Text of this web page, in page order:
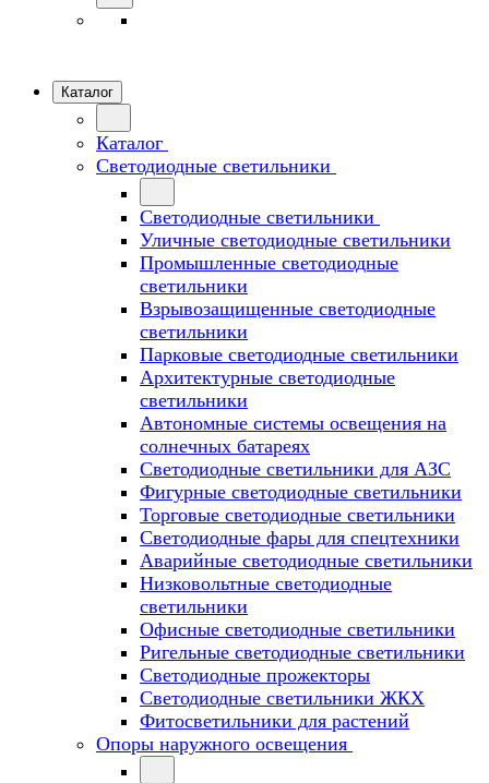
Каталог
Каталог
Светодиодные светильники
Светодиодные светильники
Уличные светодиодные светильники
Промышленные светодиодные
светильники
Взрывозащищенные светодиодные
светильники
Парковые светодиодные светильники
Архитектурные светодиодные
светильники
Автономные системы освещения на
солнечных батареях
Светодиодные светильники для АЗС
Фигурные светодиодные светильники
Торговые светодиодные светильники
Cветодиодные фары для спецтехники
Аварийные светодиодные светильники
Низковольтные светодиодные
светильники
Офисные светодиодные светильники
Ригельные светодиодные светильники
Светодиодные прожекторы
Светодиодные светильники ЖКХ
Фитосветильники для растений
Опоры наружного освещения